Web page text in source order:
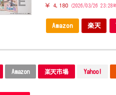
￥ 4,180（2026/03/26 23:28
Amazon 楽天
Amazon 楽天市場 Yahoo!